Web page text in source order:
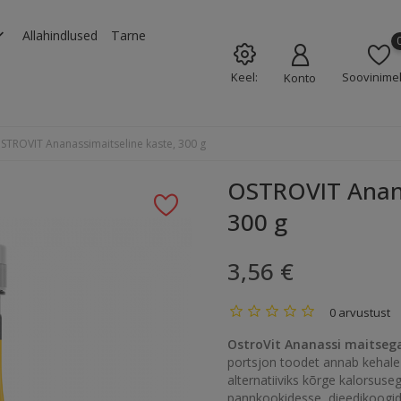
Allahindlused Tarne
Keel: Konto
Ananassimaitseline kaste, 300 g
OSTROVIT
300 g
3,56 €
0 arvustust
OstroVit Ananassi
portsjon toodet annab
alternatiiviks kõrge